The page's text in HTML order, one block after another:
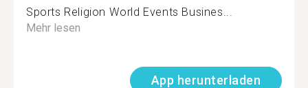
Sports Religion World Events Busines...
Mehr lesen
App herunterladen